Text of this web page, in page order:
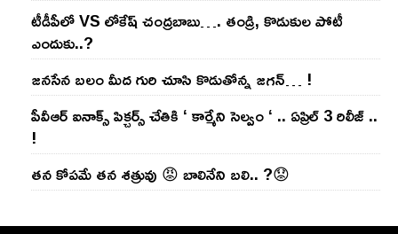
టీడీపీలో VS లోకేష్ చంద్ర‌బాబు…. తండ్రి, కొడుకుల పోటీ
ఎందుకు..?
జ‌న‌సేన బ‌లం మీద గురి చూసి కొడుతోన్న జ‌గ‌న్‌… !
పీవీఆర్ ఐనాక్స్ పిక్చర్స్ చేతికి ‘ కార్మేని సెల్వం ‘ .. ఏప్రిల్ 3 రిలీజ్ ..
!
తన కోపమే తన శత్రువు 😡 బాలినేని బలి.. ?😟